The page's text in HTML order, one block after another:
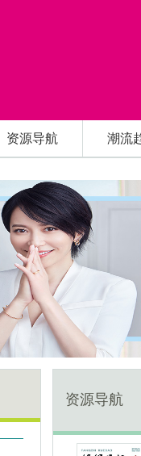
资源导航 潮流
资源导航